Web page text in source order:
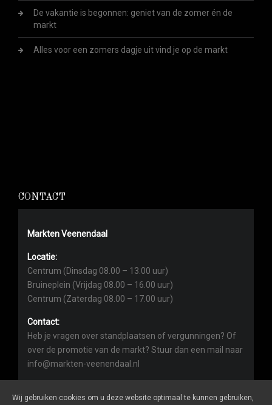
De vakantie is begonnen: geniet van de zomer én de
markt
Alles voor een zomers dagje uit vind je op de markt
CONTACT
Markten Veenendaal
Locatie:
Centrum (Dinsdag 08.00 – 13.00 uur)
Bruineplein (Vrijdag 08.00 – 16.00 uur)
Centrum (Zaterdag 08.00 – 17.00 uur)
Contact:
Heb je vragen over standplaatsen of vergunningen? Of
over de promotie van de markt? Stuur dan een mail naar
info@markten-veenendaal.nl
Wij gebruiken cookies om u deze website optimaal te kunnen gebruiken,